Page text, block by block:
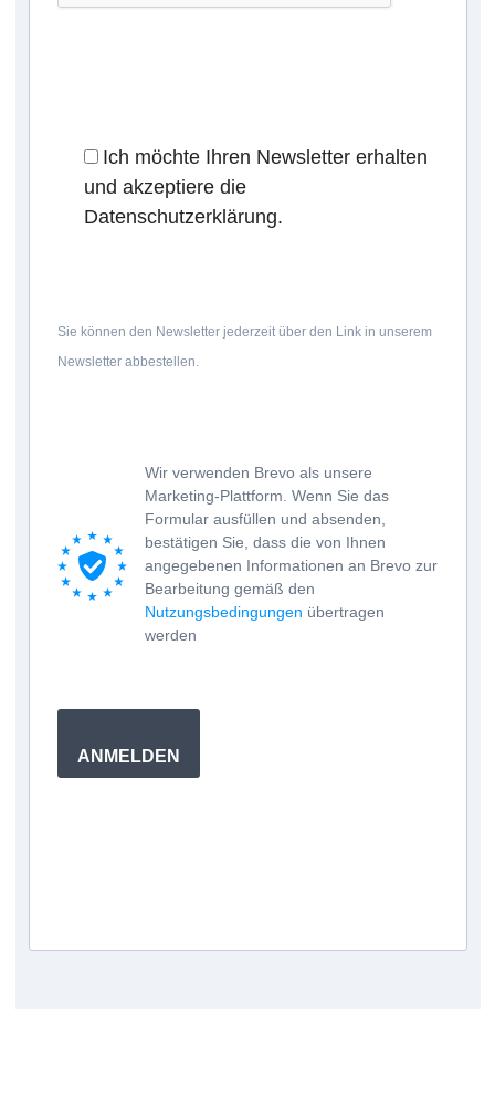
Ich möchte Ihren Newsletter erhalten
und akzeptiere die
Datenschutzerklärung.
Sie können den Newsletter jederzeit über den Link in unserem
Newsletter abbestellen.
Wir verwenden Brevo als unsere
Marketing-Plattform. Wenn Sie das
Formular ausfüllen und absenden,
bestätigen Sie, dass die von Ihnen
angegebenen Informationen an Brevo zur
Bearbeitung gemäß den
Nutzungsbedingungen übertragen
werden
ANMELDEN